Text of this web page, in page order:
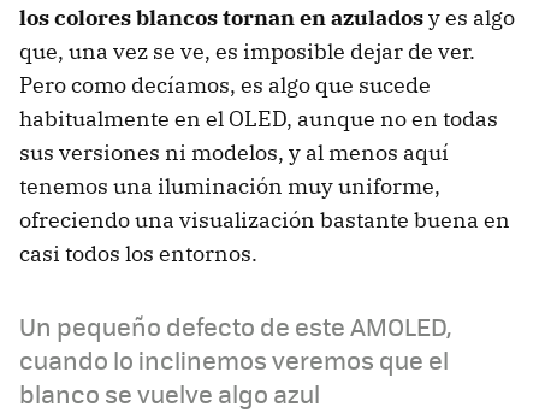
los colores blancos tornan en azuladosy es algo
que, una vez se ve, es imposible dejar de ver.
Pero como decíamos, es algo que sucede
habitualmente en el OLED, aunque no en todas
sus versiones ni modelos, y al menos aquí
tenemos una iluminación muy uniforme,
ofreciendo una visualización bastante buena en
casi todos los entornos.
Un pequeño defecto de este AMOLED,
cuando lo inclinemos veremos que el
blanco se vuelve algo azul